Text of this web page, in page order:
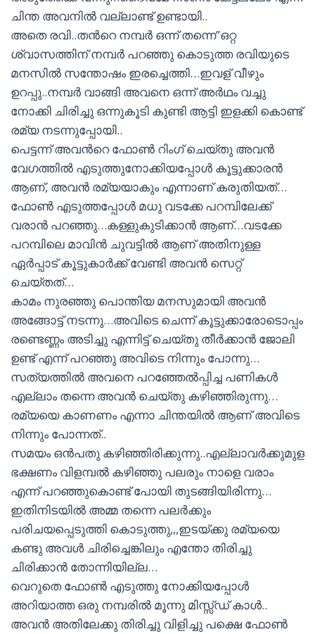
ചിന്ത അവനില്‍ വല്ലാണ്ട് ഉണ്ടായി..
അതെ രവി..തന്‍റെ നമ്പര്‍ ഒന്ന് തന്നെ”ഒറ്റ
ശ്വാസത്തിന് നമ്പര്‍ പറഞ്ഞു കൊടുത്ത രവിയുടെ
മനസില്‍ സന്തോഷം ഇരച്ചെത്തി…ഇവള് വീഴും
ഉറപ്പു..നമ്പര്‍ വാങ്ങി അവനെ ഒന്ന് അര്‍ഥം വച്ചു
നോക്കി ചിരിച്ചു ഒന്നുകൂടി കുണ്ടി ആട്ടി ഇളക്കി കൊണ്ട്
രമ്യ നടന്നുപ്പോയി..
പെട്ടന്ന് അവന്‍റെ ഫോണ്‍ റിംഗ് ചെയ്തു അവന്‍
വേഗത്തില്‍ എടുത്തുനോക്കിയപ്പോള്‍ കൂട്ടുക്കാരന്‍
ആണ്, അവന്‍ രമ്യയാകും എന്നാണ് കരുതിയത്‌…
ഫോണ്‍ എടുത്തപ്പോള്‍ മധു വടക്കേ പറമ്പിലേക്ക്
വരാന്‍ പറഞ്ഞു…കള്ളുകുടിക്കാന്‍ ആണ്…വടക്കേ
പറമ്പിലെ മാവിന്‍ ചുവട്ടില്‍ ആണ് അതിനുള്ള
ഏര്‍പ്പാട് കൂട്ടുകാര്‍ക്ക് വേണ്ടി അവന്‍ സെറ്റ്
ചെയ്തത്…
കാമം നുരഞ്ഞു പൊന്തിയ മനസുമായി അവന്‍
അങ്ങോട്ട്‌ നടന്നു…അവിടെ ചെന്ന് കൂട്ടുക്കാരോടൊപ്പം
രണ്ടെണ്ണം അടിച്ചു എന്നിട്ട് ചെയ്തു തീര്‍ക്കാന്‍ ജോലി
ഉണ്ട് എന്ന് പറഞ്ഞു അവിടെ നിന്നും പോന്നു…
സത്യത്തില്‍ അവനെ പറഞ്ഞേല്‍പ്പിച്ച പണികള്‍
എല്ലാം തന്നെ അവന്‍ ചെയ്തു കഴിഞ്ഞിരുന്നു…
രമ്യയെ കാണണം എന്നാ ചിന്തയില്‍ ആണ് അവിടെ
നിന്നും പോന്നത്..
സമയം ഒന്‍പതു കഴിഞ്ഞിരിക്കുന്നു..എല്ലാവര്‍ക്കുമുള
ഭക്ഷണം വിളമ്പല്‍ കഴിഞ്ഞു പലരും നാളെ വരാം
എന്ന് പറഞ്ഞുകൊണ്ട് പോയി തുടങ്ങിയിരിന്നു…
ഇതിനിടയില്‍ അമ്മ തന്നെ പലര്‍ക്കും
പരിചയപ്പെടുത്തി കൊടുത്തു,,,ഇടയ്ക്കു രമ്യയെ
കണ്ടു അവള്‍ ചിരിച്ചെങ്കിലും എന്തോ തിരിച്ചു
ചിരിക്കാന്‍ തോന്നിയില്ല…
വെറുതെ ഫോണ്‍ എടുത്തു നോക്കിയപ്പോള്‍
അറിയാത്ത ഒരു നമ്പരില്‍ മൂന്നു മിസ്സ്ഡ് കാള്‍..
അവന്‍ അതിലേക്കു തിരിച്ചു വിളിച്ചു പക്ഷെ ഫോണ്‍